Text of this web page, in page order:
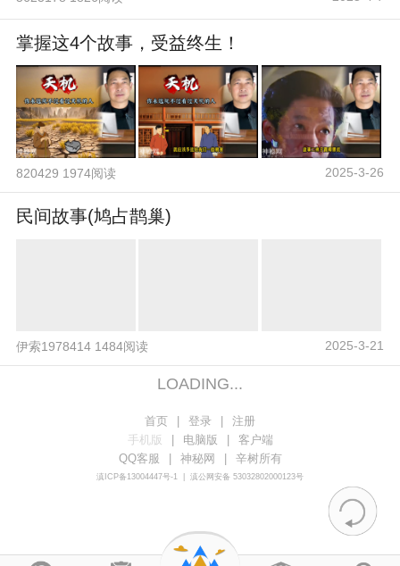
掌握这4个故事，受益终生！
820429 1974阅读 2025-3-26
民间故事(鸠占鹊巢)
伊索1978414 1484阅读 2025-3-21
LOADING...
首页 登录
注册
手机版
电脑版
客户端
QQ客服
神秘网 辛树所有
滇ICP备13004447号-1 滇公网安备 53032802000123号